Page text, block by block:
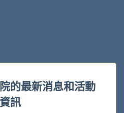
的最新消息和活動
資訊